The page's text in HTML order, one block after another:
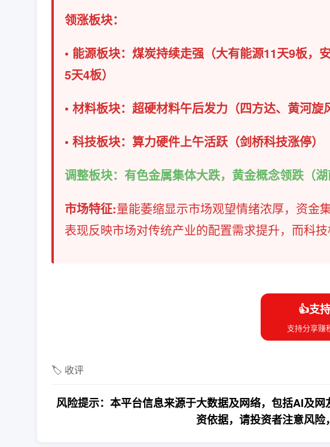
领涨板块：
• 能源板块：煤炭持续走强（大有能源11天9板，
5天4板）
• 材料板块：超硬材料午后发力（四方达、黄河
• 科技板块：算力硬件上午活跃（剑桥科技涨停）
调整板块：有色金属集体大跌，黄金概念领跌（湖
市场特征:量能萎缩显示市场观望情绪浓厚，资金
表现反映市场对传统产业的配置需求提升，而科技
👍支持
支持分享赚
🏷️ 收评
风险提示：本平台信息来源于大数据及网络，包括AI及
资依据，请投资者注意风险